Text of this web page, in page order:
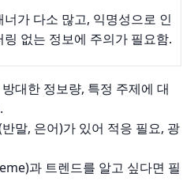
너가 다소 많고, 익명성으로 인
링 없는 정보에 주의가 필요함.
대한 정보량, 특정 주제에 대
말, 은어)가 있어 적응 필요, 광
과 트렌드를 알고 싶다면 필